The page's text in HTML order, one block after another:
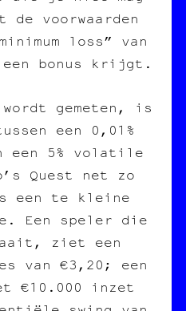
de voorwaarden
loss” van
bonus krijgt.
gemeten, is
een 0,01%
een 5% volatile
Quest net zo
een te kleine
Een speler die
ziet een
van €3,20; een
€10.000 inzet